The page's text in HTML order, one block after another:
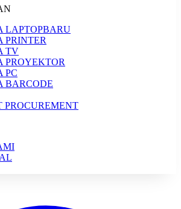
LAPTOPBARU
PRINTER
TV
PROYEKTOR
PC
BARCODE
PROCUREMENT